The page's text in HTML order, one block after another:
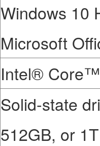
Windows 10
Microsoft
Intel®
Solid-state
512GB, or